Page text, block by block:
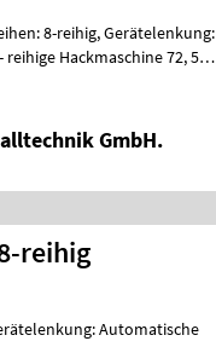
8-reihig, Gerätelenkung:
Hackmaschine 72, 5
GmbH.
reihig
Automatische